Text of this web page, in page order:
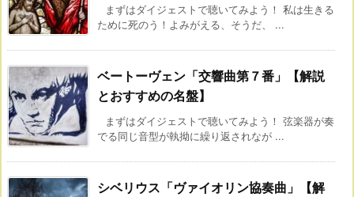
まずはダイジェストで聴いてみよう！ 私は生きる
ために死のう！よみがえる、そうだ、 ...
ベートーヴェン「交響曲第７番」【解説
とおすすめの名盤】
まずはダイジェストで聴いてみよう！ 弦楽器が奏
でる同じ音型が執拗に繰り返されなが ...
シベリウス「ヴァイオリン協奏曲」【解